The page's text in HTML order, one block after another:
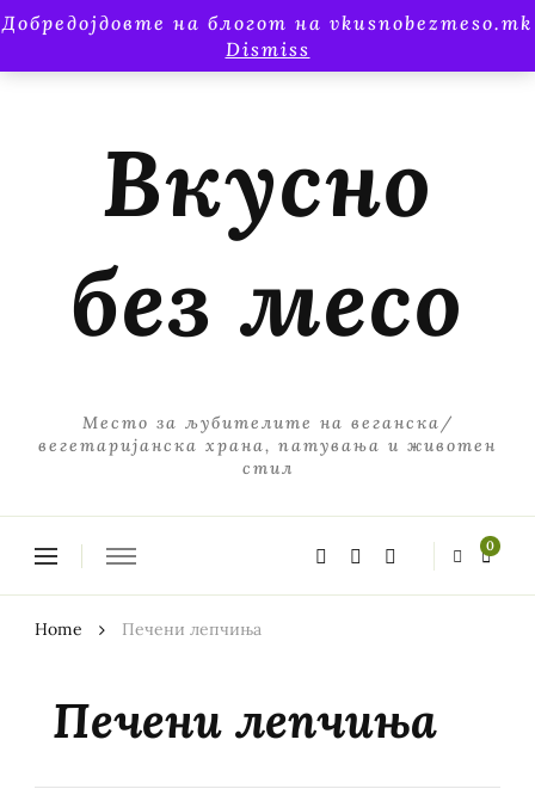
Добредојдовте на блогот на vkusnobezmeso.mk
Dismiss
Вкусно
без месо
Место за љубителите на веганска/
вегетаријанска храна, патувања и животен
стил
0
Home Печени лепчиња
Печени лепчиња